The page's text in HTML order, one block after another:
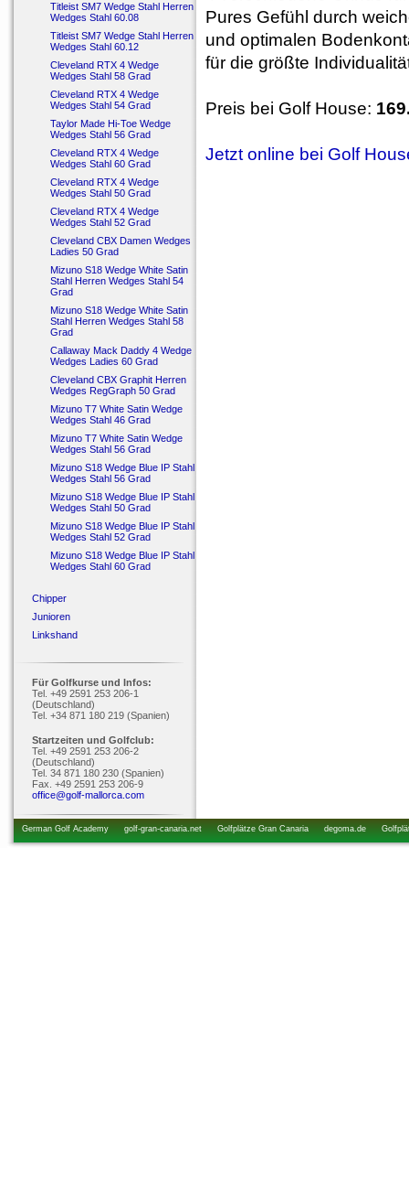
Titleist SM7 Wedge Stahl Herren
Wedges Stahl 60.08
Titleist SM7 Wedge Stahl Herren
Wedges Stahl 60.12
Cleveland RTX 4 Wedge
Wedges Stahl 58 Grad
Cleveland RTX 4 Wedge
Wedges Stahl 54 Grad
Taylor Made Hi-Toe Wedge
Wedges Stahl 56 Grad
Cleveland RTX 4 Wedge
Wedges Stahl 60 Grad
Cleveland RTX 4 Wedge
Wedges Stahl 50 Grad
Cleveland RTX 4 Wedge
Wedges Stahl 52 Grad
Cleveland CBX Damen Wedges
Ladies 50 Grad
Mizuno S18 Wedge White Satin
Stahl Herren Wedges Stahl 54
Grad
Mizuno S18 Wedge White Satin
Stahl Herren Wedges Stahl 58
Grad
Callaway Mack Daddy 4 Wedge
Wedges Ladies 60 Grad
Cleveland CBX Graphit Herren
Wedges RegGraph 50 Grad
Mizuno T7 White Satin Wedge
Wedges Stahl 46 Grad
Mizuno T7 White Satin Wedge
Wedges Stahl 56 Grad
Mizuno S18 Wedge Blue IP Stahl
Wedges Stahl 56 Grad
Mizuno S18 Wedge Blue IP Stahl
Wedges Stahl 50 Grad
Mizuno S18 Wedge Blue IP Stahl
Wedges Stahl 52 Grad
Mizuno S18 Wedge Blue IP Stahl
Wedges Stahl 60 Grad
Chipper
Junioren
Linkshand
Für Golfkurse und Infos:
Tel. +49 2591 253 206-1
(Deutschland)
Tel. +34 871 180 219 (Spanien)
Startzeiten und Golfclub:
Tel. +49 2591 253 206-2
(Deutschland)
Tel. 34 871 180 230 (Spanien)
Fax. +49 2591 253 206-9
office@golf-mallorca.com
Pures Gefühl durch
und optimalen
für die größte
Preis bei Golf House:
Jetzt online bei Golf
German Golf Academy golf-gran-canaria.net Golfplätze Gran Canaria degoma.de
startzeiten.de golfkurs-urlaub.de